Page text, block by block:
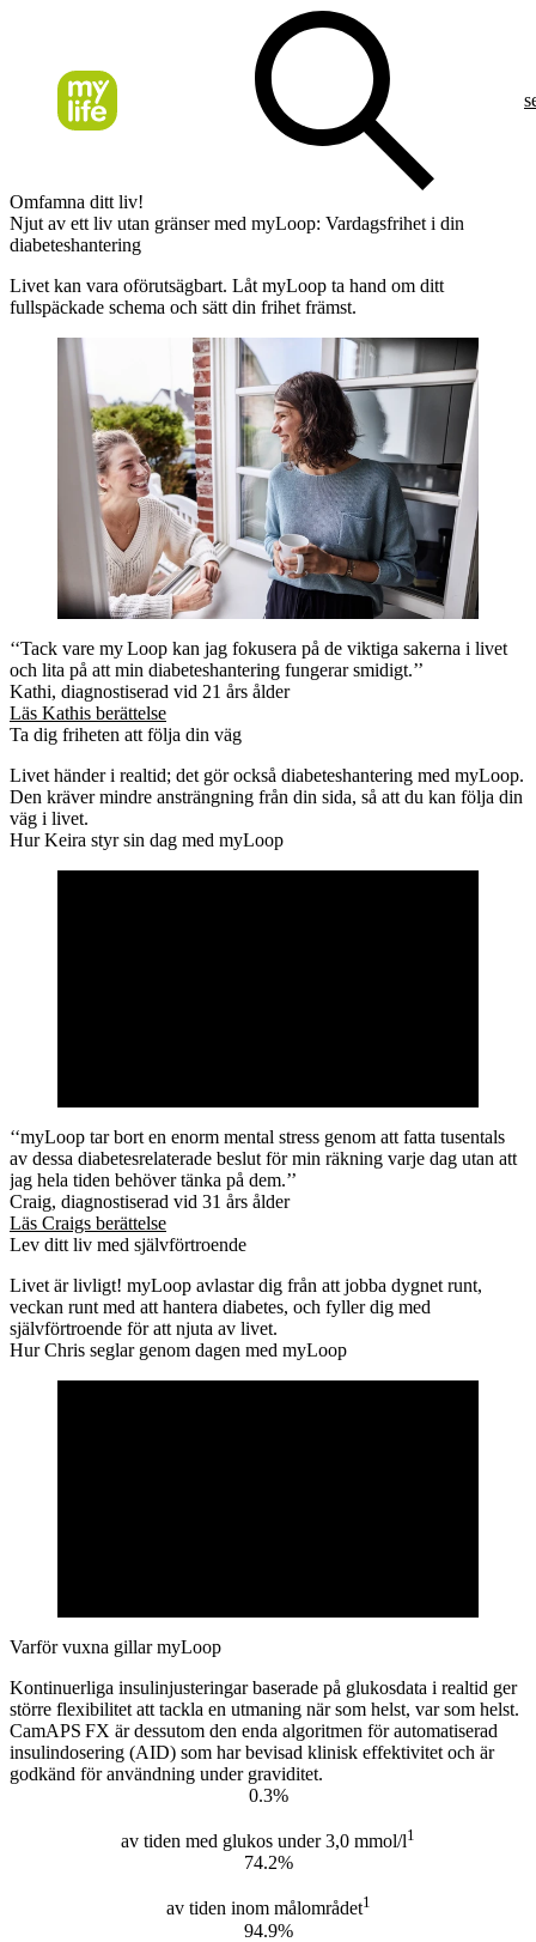
Omfamna ditt liv!
Njut av ett liv utan gränser med myLoop: Vardagsfrihet i din
diabeteshantering
Livet kan vara oförutsägbart. Låt myLoop ta hand om ditt
fullspäckade schema och sätt din frihet främst.
‘‘Tack vare my Loop kan jag fokusera på de viktiga sakerna i livet
och lita på att min diabeteshantering fungerar smidigt.’’
Kathi, diagnostiserad vid 21 års ålder
Läs Kathis berättelse
Ta dig friheten att följa din väg
Livet händer i realtid; det gör också diabeteshantering med myLoop.
Den kräver mindre ansträngning från din sida, så att du kan följa din
väg i livet.
Hur Keira styr sin dag med myLoop
‘‘myLoop tar bort en enorm mental stress genom att fatta tusentals
av dessa diabetesrelaterade beslut för min räkning varje dag utan att
jag hela tiden behöver tänka på dem.’’
Craig, diagnostiserad vid 31 års ålder
Läs Craigs berättelse
Lev ditt liv med självförtroende
Livet är livligt! myLoop avlastar dig från att jobba dygnet runt,
veckan runt med att hantera diabetes, och fyller dig med
självförtroende för att njuta av livet.
Hur Chris seglar genom dagen med myLoop
Varför vuxna gillar myLoop
Kontinuerliga insulinjusteringar baserade på glukosdata i realtid ger
större flexibilitet att tackla en utmaning när som helst, var som helst.
CamAPS FX är dessutom den enda algoritmen för automatiserad
insulindosering (AID) som har bevisad klinisk effektivitet och är
godkänd för användning under graviditet.
0.3%
av tiden med glukos under 3,0 mmol/l1
74.2%
av tiden inom målområdet1
94.9%